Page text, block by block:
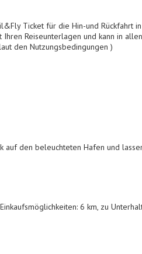
Ticket für die Hin-und Rückfahrt
Reiseunterlagen und kann in
den Nutzungsbedingungen )
den beleuchteten Hafen und
6 km, zu